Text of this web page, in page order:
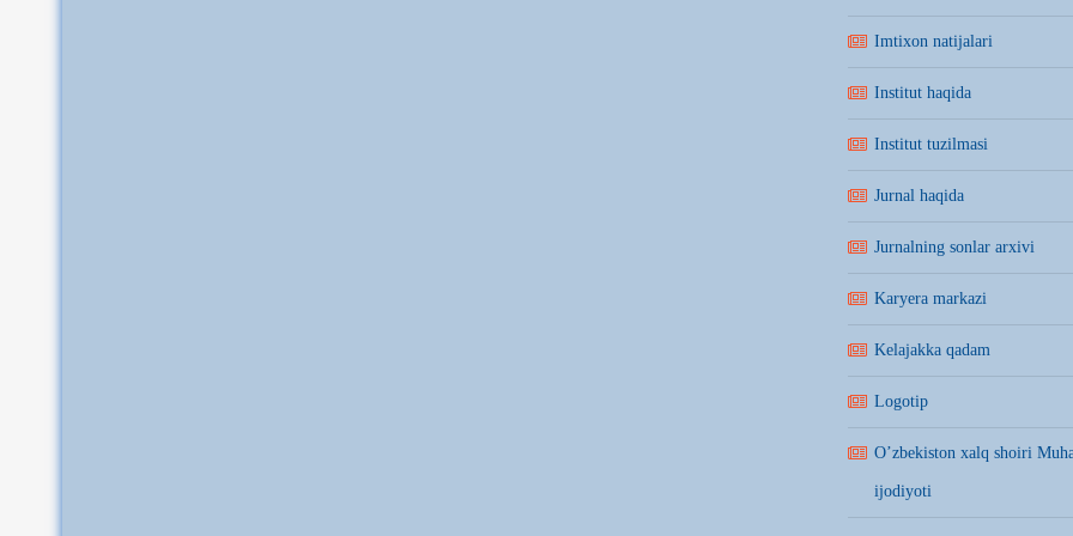
Imtixon natijalari
Institut haqida
Institut tuzilmasi
Jurnal haqida
Jurnalning sonlar arxivi
Karyera markazi
Kelajakka qadam
Logotip
O’zbekiston xalq shoiri
ijodiyoti